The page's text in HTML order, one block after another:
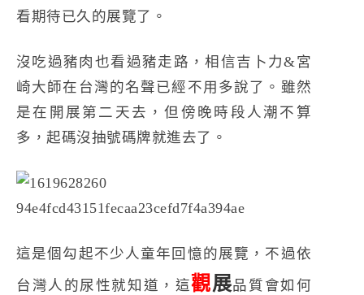
看期待已久的展覽了。
沒吃過豬肉也看過豬走路，相信吉卜力&宮
崎大師在台灣的名聲已經不用多說了。雖然
是在開展第二天去，但傍晚時段人潮不算
多，起碼沒抽號碼牌就進去了。
這是個勾起不少人童年回憶的展覽，不過依
台灣人的尿性就知道，這觀展品質會如何